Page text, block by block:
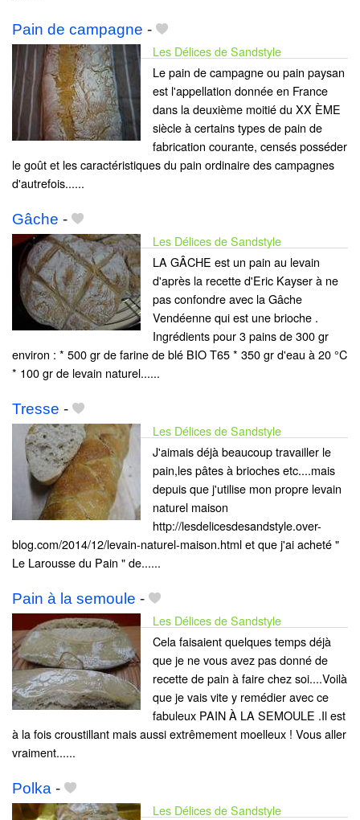
Pain de campagne -
Les Délices de Sandstyle
Le pain de campagne ou pain paysan
est l'appellation donnée en France
dans la deuxième moitié du XX ÈME
siècle à certains types de pain de
fabrication courante, censés posséder
le goût et les caractéristiques du pain ordinaire des campagnes
d'autrefois......
Gâche -
Les Délices de Sandstyle
LA GÂCHE est un pain au levain
d'après la recette d'Eric Kayser à ne
pas confondre avec la Gâche
Vendéenne qui est une brioche .
Ingrédients pour 3 pains de 300 gr
environ : * 500 gr de farine de blé BIO T65 * 350 gr d'eau à 20 °C
* 100 gr de levain naturel......
Tresse -
Les Délices de Sandstyle
J'aimais déjà beaucoup travailler le
pain,les pâtes à brioches etc....mais
depuis que j'utilise mon propre levain
naturel maison
http://lesdelicesdesandstyle.over-
blog.com/2014/12/levain-naturel-maison.html et que j'ai acheté "
Le Larousse du Pain " de......
Pain à la semoule -
Les Délices de Sandstyle
Cela faisaient quelques temps déjà
que je ne vous avez pas donné de
recette de pain à faire chez soi....Voilà
que je vais vite y remédier avec ce
fabuleux PAIN À LA SEMOULE .Il est
à la fois croustillant mais aussi extrêmement moelleux ! Vous aller
vraiment......
Polka -
Les Délices de Sandstyle